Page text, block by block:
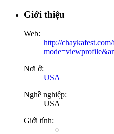
Giới thiệu
Web:
http://
Nơi ở:
USA
Nghề nghiệp:
USA
Giới tính: